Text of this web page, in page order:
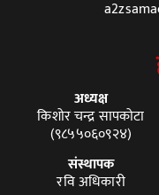
अध्यक्ष
किशोर चन्द्र सापकोटा
(९८५५०६०९२४)
संस्थापक
रवि अधिकारी